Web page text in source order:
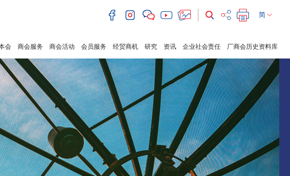
简
会 商会服务 商会活动 会员服务 经贸商机 研究 资讯 企业社会责任 厂商会历史资料库